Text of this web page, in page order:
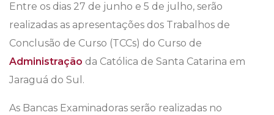
Entre os dias 27 de junho e 5 de julho, serão
realizadas as apresentações dos Trabalhos de
Conclusão de Curso (TCCs) do Curso de
Administração da Católica de Santa Catarina em
Jaraguá do Sul.
As Bancas Examinadoras serão realizadas no